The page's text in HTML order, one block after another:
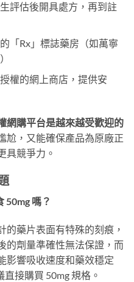
評估後開具處方，再到註
「Rx」標誌藥房（如萬寧
權的網上商店，提供安
網購平台是越來越受歡迎的
尬，又能確保產品為原廠正
具競爭力。
50mg 嗎？
的藥片表面有特殊的刻痕，
的劑量準確性無法保證，而
影響吸收速度和藥效穩定
接購買 50mg 規格。